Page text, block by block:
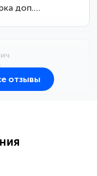
доп.…
отзывы